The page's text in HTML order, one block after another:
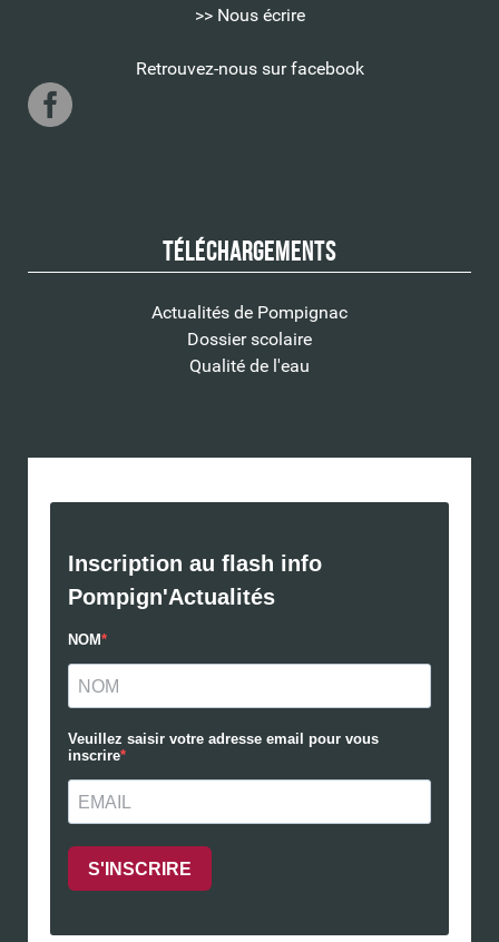
>> Nous écrire
Retrouvez-nous sur facebook
Téléchargements
Actualités de Pompignac
Dossier scolaire
Qualité de l'eau